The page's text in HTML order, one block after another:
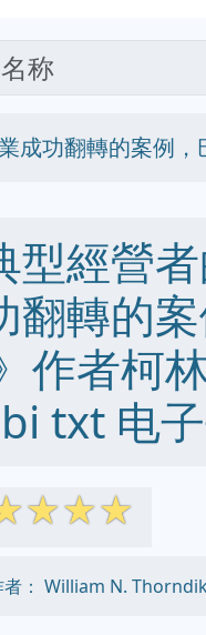
成功翻轉的案例
型經營
翻轉的
作者柯
txt 电
☆☆☆
者： William N.